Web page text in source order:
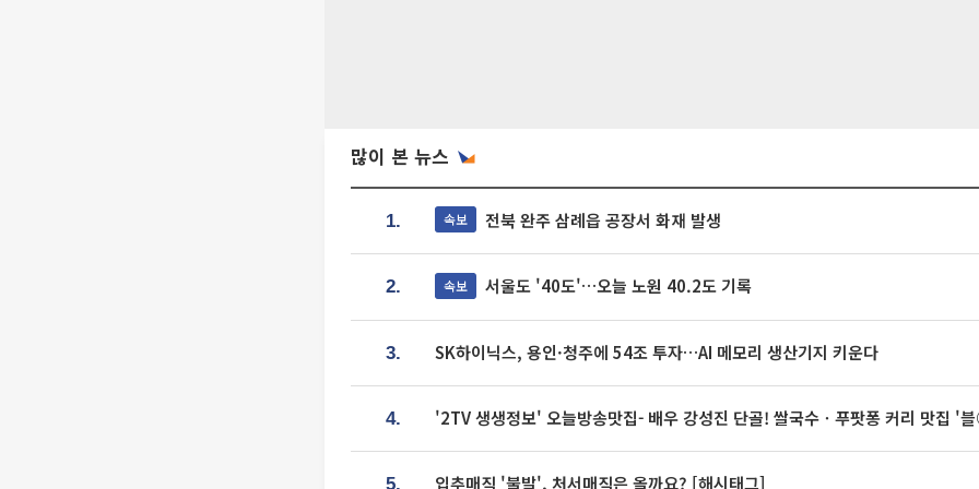
많이 본 뉴스
1. 속보 전북 완주 삼례읍 공장서 화재 발생
2. 속보 서울도 '40도'…오늘 노원 40.2도 기록
3. SK하이닉스, 용인·청주에 54조 투자…AI 메모리 생산기지 키운다
4. '2TV 생생정보' 오늘방송맛집- 배우 강성진 단골! 쌀국수ㆍ푸팟퐁 커리 맛
5. 입추매직 '불발', 처서매직은 올까요? [해시태그]